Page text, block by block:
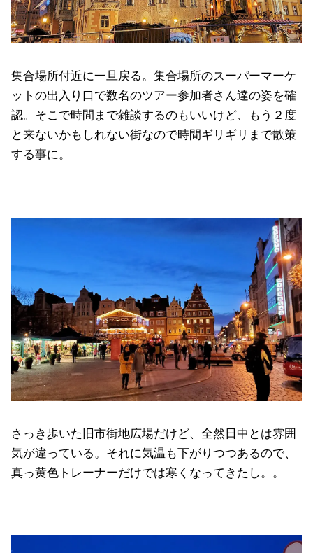
集合場所付近に一旦戻る。集合場所のスーパーマーケ
ットの出入り口で数名のツアー参加者さん達の姿を確
認。そこで時間まで雑談するのもいいけど、もう２度
と来ないかもしれない街なので時間ギリギリまで散策
する事に。
さっき歩いた旧市街地広場だけど、全然日中とは雰囲
気が違っている。それに気温も下がりつつあるので、
真っ黄色トレーナーだけでは寒くなってきたし。。